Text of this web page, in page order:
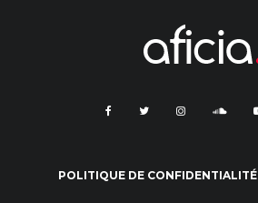
POLITIQUE DE CONFIDENTIALITÉ